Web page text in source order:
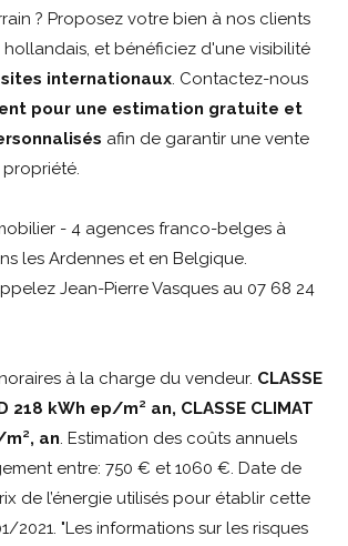
? Proposez votre bien à nos clients
hollandais, et bénéficiez d'une visibilité
internationaux . Contactez-nous
pour une estimation gratuite et
afin de garantir une vente
- 4 agences franco-belges à
les Ardennes et en Belgique.
Jean-Pierre Vasques au 07 68 24
à la charge du vendeur. CLASSE
218 kWh ep/m² an, CLASSE CLIMAT
an . Estimation des coûts annuels
entre: 750 € et 1060 €. Date de
de l’énergie utilisés pour établir cette
2021. "Les informations sur les risques